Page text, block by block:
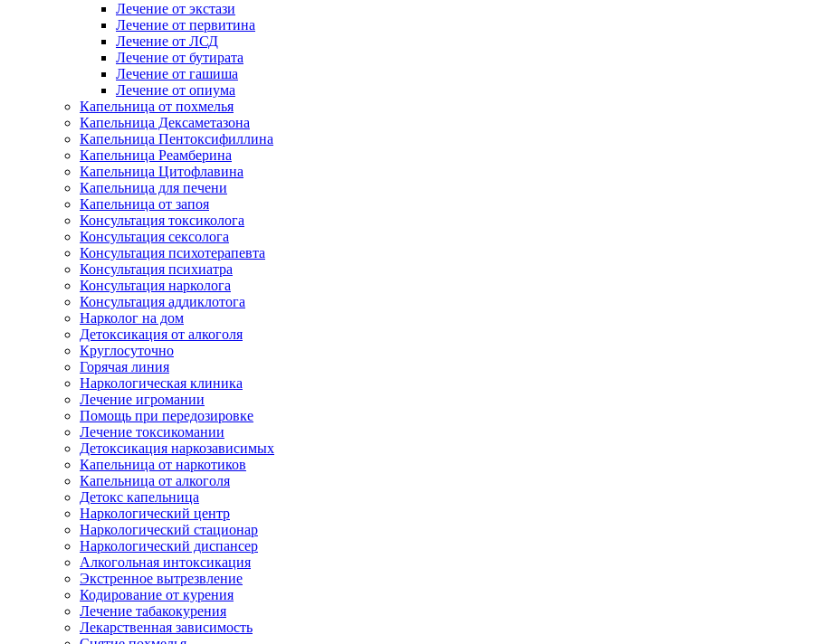
Лечение от экстази
Лечение от первитина
Лечение от ЛСД
Лечение от бутирата
Лечение от гашиша
Лечение от опиума
Капельница от похмелья
Капельница Дексаметазона
Капельница Пентоксифиллина
Капельница Реамберина
Капельница Цитофлавина
Капельница для печени
Капельница от запоя
Консультация токсиколога
Консультация сексолога
Консультация психотерапевта
Консультация психиатра
Консультация нарколога
Консультация аддиклотога
Нарколог на дом
Детоксикация от алкоголя
Круглосуточно
Горячая линия
Наркологическая клиника
Лечение игромании
Помощь при передозировке
Лечение токсикомании
Детоксикация наркозависимых
Капельница от наркотиков
Капельница от алкоголя
Детокс капельница
Наркологический центр
Наркологический стационар
Наркологический диспансер
Алкогольная интоксикация
Экстренное вытрезвление
Кодирование от курения
Лечение табакокурения
Лекарственная зависимость